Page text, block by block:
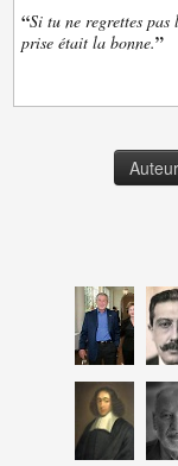
“Si tu ne regrettes pas
prise était la bonne.”